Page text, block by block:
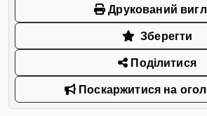
Друкований
Зберегти
Поділитися
Поскаржитися на